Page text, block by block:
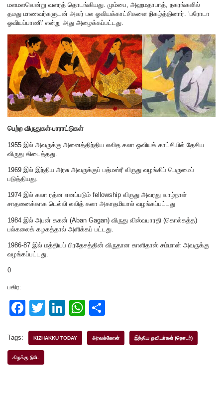
மளமளவென்று வளரத் தொடங்கியது. மும்பை, அஹமதாபாத், நகரங்களில்
தமது மாணவர்களுடன் அவர் பல ஓவியக்காட்சிகளை நிகழ்த்தினார். ‘பரோடா
ஓவியப்பாணி’ என்று அது அழைக்கப்பட்டது.
பெற்ற விருதுகள்-பாராட்டுகள்
1955 இல் அவருக்கு அனைத்திந்திய லலித கலா ஓவியக் காட்சியில் தேசிய
விருது கிடைத்தது.
1969 இல் இந்திய அரசு அவருக்குப் பத்மஸ்ரீ விருது வழங்கிப் பெருமைப்
படுத்தியது.
1974 இல் கலா ரத்ன எனப்படும் fellowship விருது அவரது வாழ்நாள்
சாதனைக்காக டெல்லி லலித் கலா அகாதமியால் வழங்கப்பட்டது
1984 இல் அபன் ககன் (Aban Gagan) விருது விஸ்வபாரதி (கொல்கத்த)
பல்கலைக் கழகத்தால் அளிக்கப் பட்டது.
1986-87 இல் மத்தியப் பிரதேசத்தின் விருதான காளிதாஸ் சம்மான் அவருக்கு
வழங்கப்பட்டது.
0
பகிர:
F
c
e
T
tt
Li
k
W
at ar
Tags: KIZHAKKU TODAY அரவக்கோன் இந்திய ஓவியர்கள் (தொடர்)
கிழக்கு டுடே